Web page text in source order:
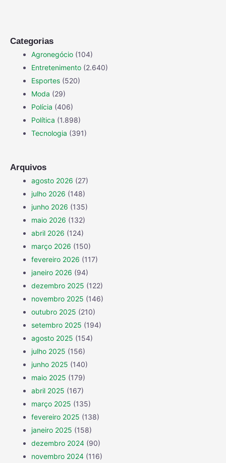
Categorias
Agronegócio (104)
Entretenimento (2.640)
Esportes (520)
Moda (29)
Polícia (406)
Política (1.898)
Tecnologia (391)
Arquivos
agosto 2026 (27)
julho 2026 (148)
junho 2026 (135)
maio 2026 (132)
abril 2026 (124)
março 2026 (150)
fevereiro 2026 (117)
janeiro 2026 (94)
dezembro 2025 (122)
novembro 2025 (146)
outubro 2025 (210)
setembro 2025 (194)
agosto 2025 (154)
julho 2025 (156)
junho 2025 (140)
maio 2025 (179)
abril 2025 (167)
março 2025 (135)
fevereiro 2025 (138)
janeiro 2025 (158)
dezembro 2024 (90)
novembro 2024 (116)